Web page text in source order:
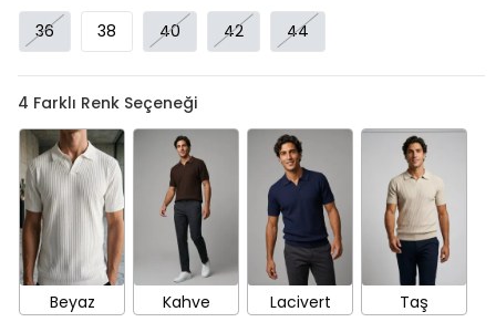
36 38 40 42 44
4 Farklı Renk Seçeneği
Beyaz Kahve Lacivert Taş